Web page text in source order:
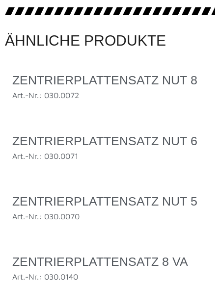
ÄHNLICHE PRODUKTE
ZENTRIERPLATTENSATZ NUT 8
Art.-Nr.: 030.0072
ZENTRIERPLATTENSATZ NUT 6
Art.-Nr.: 030.0071
ZENTRIERPLATTENSATZ NUT 5
Art.-Nr.: 030.0070
ZENTRIERPLATTENSATZ 8 VA
Art.-Nr.: 030.0140